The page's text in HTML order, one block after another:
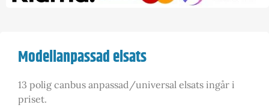
Modellanpassad elsats
13 polig canbus anpassad/universal elsats ingår i
priset.